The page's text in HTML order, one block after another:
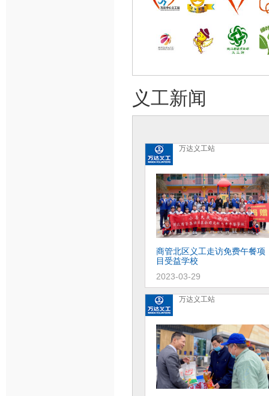
义工新闻
万达义工站
商管北区义工走访免费午餐项
目受益学校
2023-03-29
万达义工站